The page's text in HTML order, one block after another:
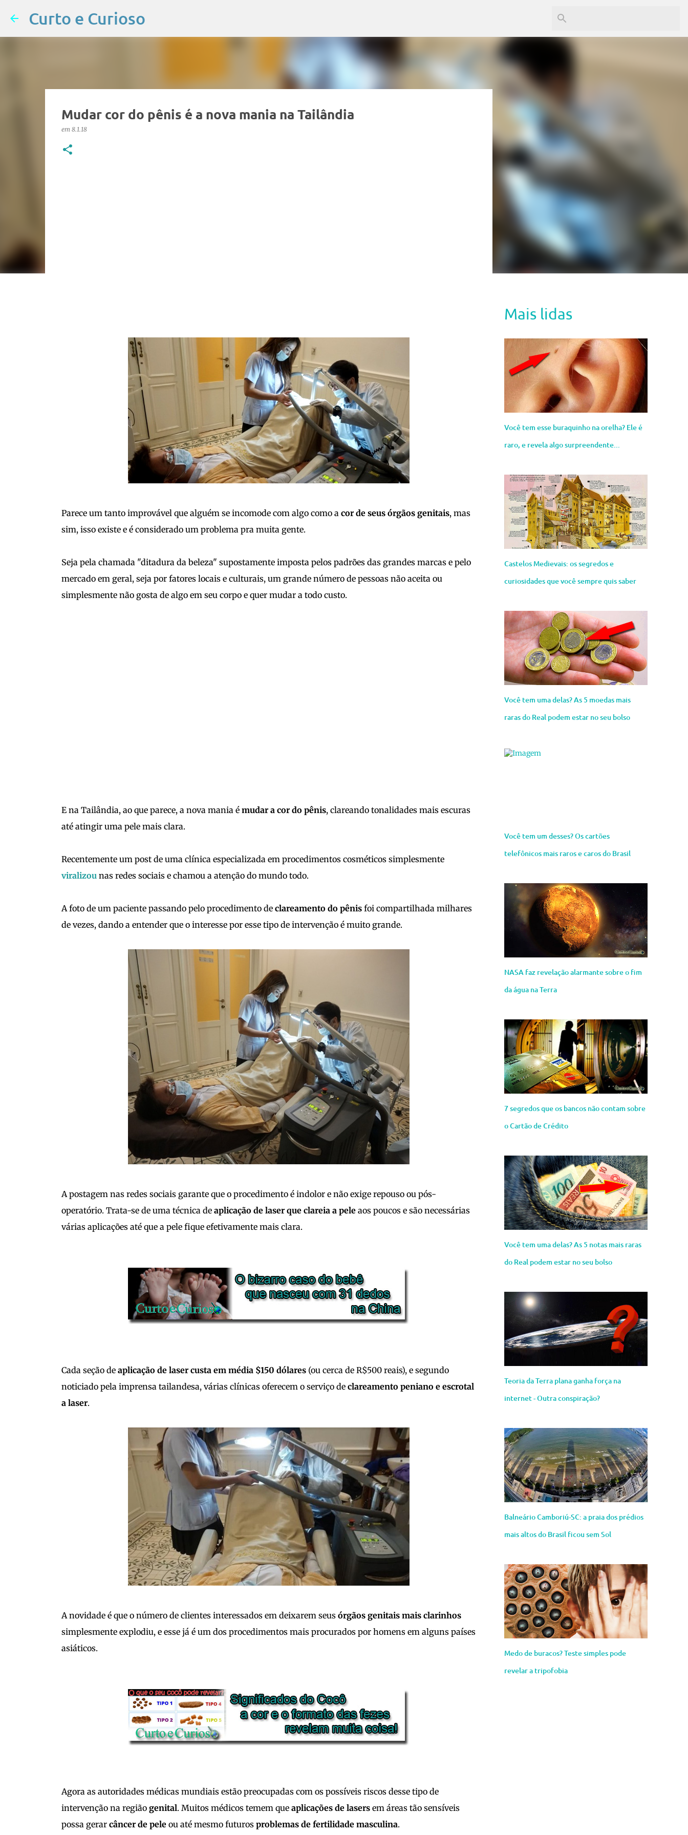
Curto e Curioso
Mudar cor do pênis é a nova mania na Tailândia
em 8.1.18
Parece um tanto improvável que alguém se incomode com algo como acor de seus órgãos genitais, mas
sim, isso existe e é considerado um problema pra muita gente.
Seja pela chamada "ditadura da beleza" supostamente imposta pelos padrões das grandes marcas e pelo
mercado em geral, seja por fatores locais e culturais, um grande número de pessoas não aceita ou
simplesmente não gosta de algo em seu corpo e quer mudar a todo custo.
E na Tailândia, ao que parece, a nova mania é mudar a cor do pênis, clareando tonalidades mais escuras
até atingir uma pele mais clara.
Recentemente um post de uma clínica especializada em procedimentos cosméticos simplesmente
viralizounas redes sociais e chamou a atenção do mundo todo.
A foto de um paciente passando pelo procedimento de clareamento do pênisfoi compartilhada milhares
de vezes, dando a entender que o interesse por esse tipo de intervenção é muito grande.
A postagem nas redes sociais garante que o procedimento é indolor e não exige repouso ou pós-
operatório. Trata-se de uma técnica de aplicação de laser que clareia a peleaos poucos e são necessárias
várias aplicações até que a pele fique efetivamente mais clara.
Cada seção de aplicação de laser custa em média $150 dólares(ou cerca de R$500 reais), e segundo
noticiado pela imprensa tailandesa, várias clínicas oferecem o serviço de clareamento peniano e escrotal
a laser.
A novidade é que o número de clientes interessados em deixarem seus órgãos genitais mais clarinhos
simplesmente explodiu, e esse já é um dos procedimentos mais procurados por homens em alguns países
asiáticos.
Agora as autoridades médicas mundiais estão preocupadas com os possíveis riscos desse tipo de
intervenção na região genital. Muitos médicos temem que aplicações de lasersem áreas tão sensíveis
possa gerar câncer de peleou até mesmo futuros problemas de fertilidade masculina.
Mais lidas
Você tem esse buraquinho na orelha? Ele é
raro, e revela algo surpreendente...
Castelos Medievais: os segredos e
curiosidades que você sempre quis saber
Você tem uma delas? As 5 moedas mais
raras do Real podem estar no seu bolso
Você tem um desses? Os cartões
telefônicos mais raros e caros do Brasil
NASA faz revelação alarmante sobre o fim
da água na Terra
7 segredos que os bancos não contam sobre
o Cartão de Crédito
Você tem uma delas? As 5 notas mais raras
do Real podem estar no seu bolso
Teoria da Terra plana ganha força na
internet - Outra conspiração?
Balneário Camboriú-SC: a praia dos prédios
mais altos do Brasil ficou sem Sol
Medo de buracos? Teste simples pode
revelar a tripofobia